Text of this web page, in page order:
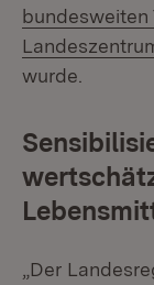
wurde.
„Der